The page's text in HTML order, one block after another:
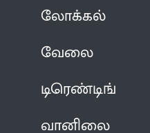
லோக்கல்
வேலை
டிரெண்டிங்
வானிலை